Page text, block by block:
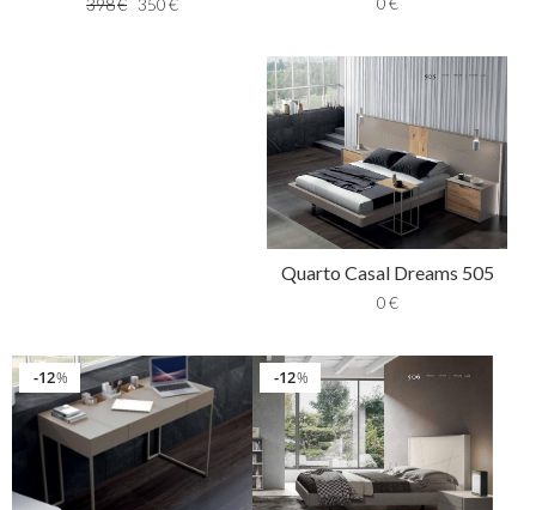
Quarto Casal Dreams 505
0€
%
12 %
12